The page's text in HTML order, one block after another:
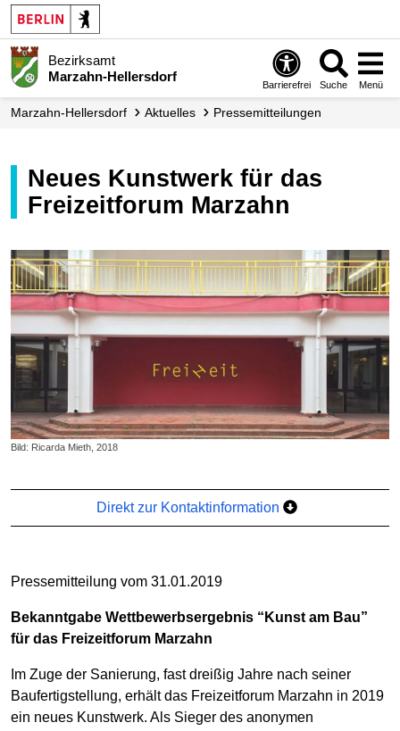
Bezirksamt
Marzahn-Hellersdorf
Barrierefrei Suche Menü
Marzahn-Hellersdorf Aktuelles Presse­mitteilungen
Neues Kunstwerk für das
Freizeitforum Marzahn
Bild: Ricarda Mieth, 2018
Direkt zur Kontaktinformation
Pressemitteilung vom 31.01.2019
Bekanntgabe Wettbewerbsergebnis “Kunst am Bau”
für das Freizeitforum Marzahn
Im Zuge der Sanierung, fast dreißig Jahre nach seiner
Baufertigstellung, erhält das Freizeitforum Marzahn in 2019
ein neues Kunstwerk. Als Sieger des anonymen